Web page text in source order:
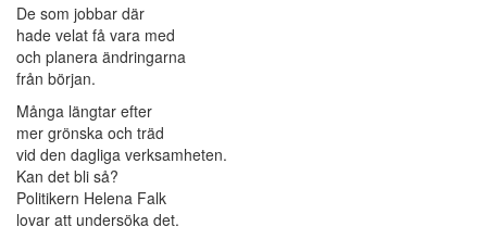
De som jobbar där
hade velat få vara med
och planera ändringarna
från början.
Många längtar efter
mer grönska och träd
vid den dagliga verksamheten.
Kan det bli så?
Politikern Helena Falk
lovar att undersöka det.